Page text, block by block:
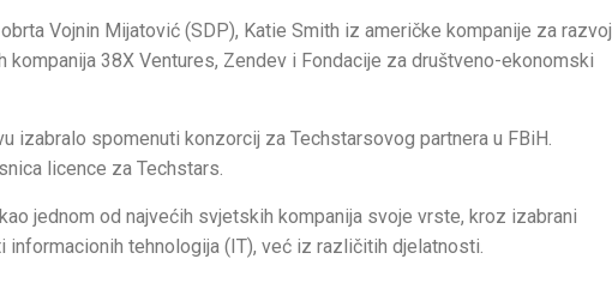
Vojnin Mijatović (SDP), Katie Smith iz američke kompanije za razvoj
38X Ventures, Zendev i Fondacije za društveno-ekonomski
izabralo spomenuti konzorcij za Techstarsovog partnera u FBiH.
licence za Techstars.
jednom od najvećih svjetskih kompanija svoje vrste, kroz izabrani
tehnologija (IT), već iz različitih djelatnosti.